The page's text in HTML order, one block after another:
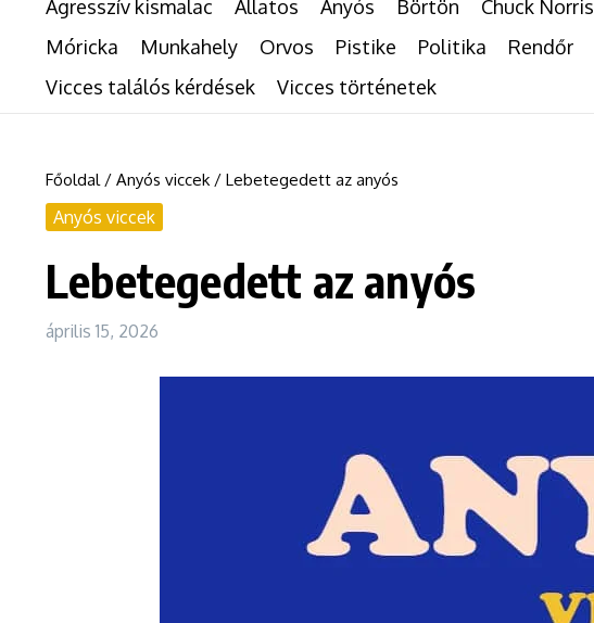
Agresszív kismalac Állatos Anyós Börtön Chuck Norris
Móricka
Munkahely Orvos Pistike Politika Rendőr
Vicces találós kérdések
Vicces történetek
Főoldal/ Anyós viccek/ Lebetegedett az anyós
Anyós viccek
Lebetegedett az anyós
április 15, 2026